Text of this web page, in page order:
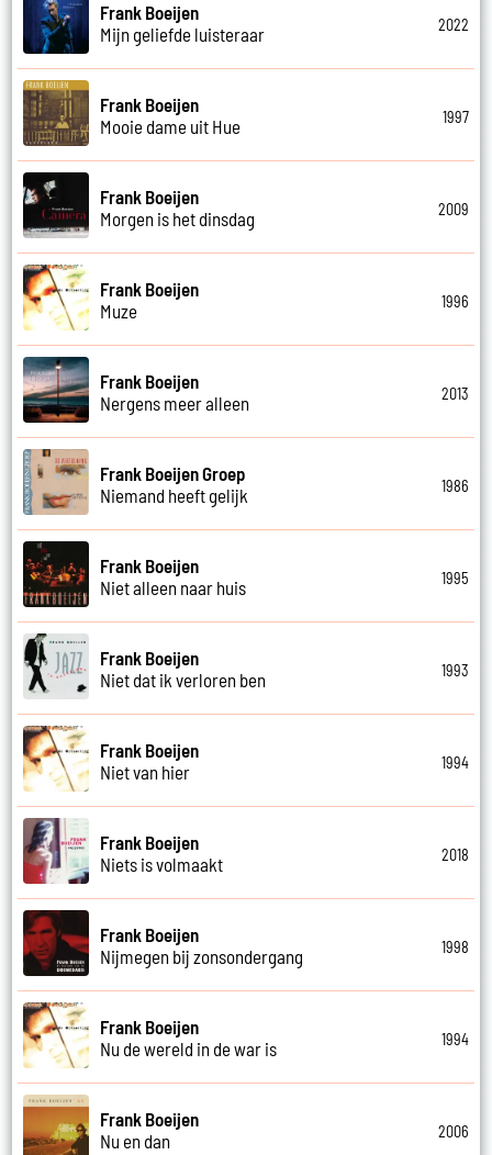
Frank Boeijen
Mijn geliefde luisteraar
2022
Frank Boeijen
Mooie dame uit Hue
1997
Frank Boeijen
Morgen is het dinsdag
2009
Frank Boeijen
Muze
1996
Frank Boeijen
Nergens meer alleen
2013
Frank Boeijen Groep
Niemand heeft gelijk
1986
Frank Boeijen
Niet alleen naar huis
1995
Frank Boeijen
Niet dat ik verloren ben
1993
Frank Boeijen
Niet van hier
1994
Frank Boeijen
Niets is volmaakt
2018
Frank Boeijen
Nijmegen bij zonsondergang
1998
Frank Boeijen
Nu de wereld in de war is
1994
Frank Boeijen
Nu en dan
2006